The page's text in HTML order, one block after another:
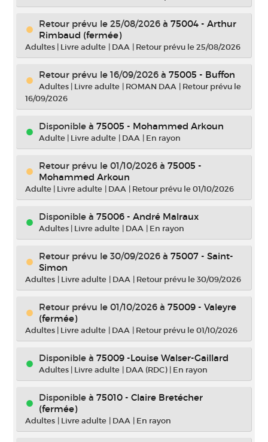
Retour prévu le 25/08/2026 à 75004 - Arthur
Rimbaud (fermée)
Adultes | Livre adulte | DAA | Retour prévu le 25/08/2026
Retour prévu le 16/09/2026 à 75005 - Buffon
Adultes | Livre adulte | ROMAN DAA | Retour prévu le
16/09/2026
Disponible à 75005 - Mohammed Arkoun
Adulte | Livre adulte | DAA | En rayon
Retour prévu le 01/10/2026 à 75005 -
Mohammed Arkoun
Adulte | Livre adulte | DAA | Retour prévu le 01/10/2026
Disponible à 75006 - André Malraux
Adultes | Livre adulte | DAA | En rayon
Retour prévu le 30/09/2026 à 75007 - Saint-
Simon
Adultes | Livre adulte | DAA | Retour prévu le 30/09/2026
Retour prévu le 01/10/2026 à 75009 - Valeyre
(fermée)
Adultes | Livre adulte | DAA | Retour prévu le 01/10/2026
Disponible à 75009 -Louise Walser-Gaillard
Adultes | Livre adulte | DAA (RDC) | En rayon
Disponible à 75010 - Claire Bretécher
(fermée)
Adultes | Livre adulte | DAA | En rayon